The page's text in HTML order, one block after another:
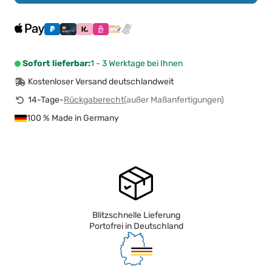
Sofort lieferbar:1 - 3 Werktage bei Ihnen
Kostenloser Versand deutschlandweit
14-Tage-Rückgaberecht(außer Maßanfertigungen)
100 % Made in Germany
Blitzschnelle Lieferung
Portofrei in Deutschland